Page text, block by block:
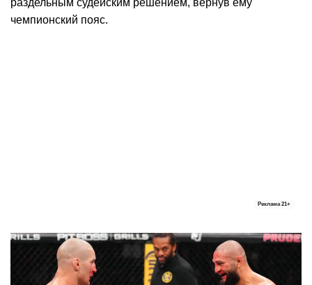
раздельным судейским решением, вернув ему
чемпионский пояс.
Реклама 21+